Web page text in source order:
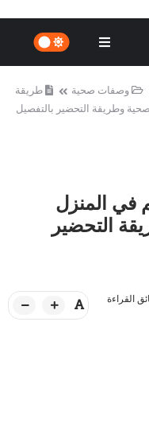
وصفات صحية
طريقة
وطريقة التحضير بالتفصيل
في المنزل
التحضير
القراءة